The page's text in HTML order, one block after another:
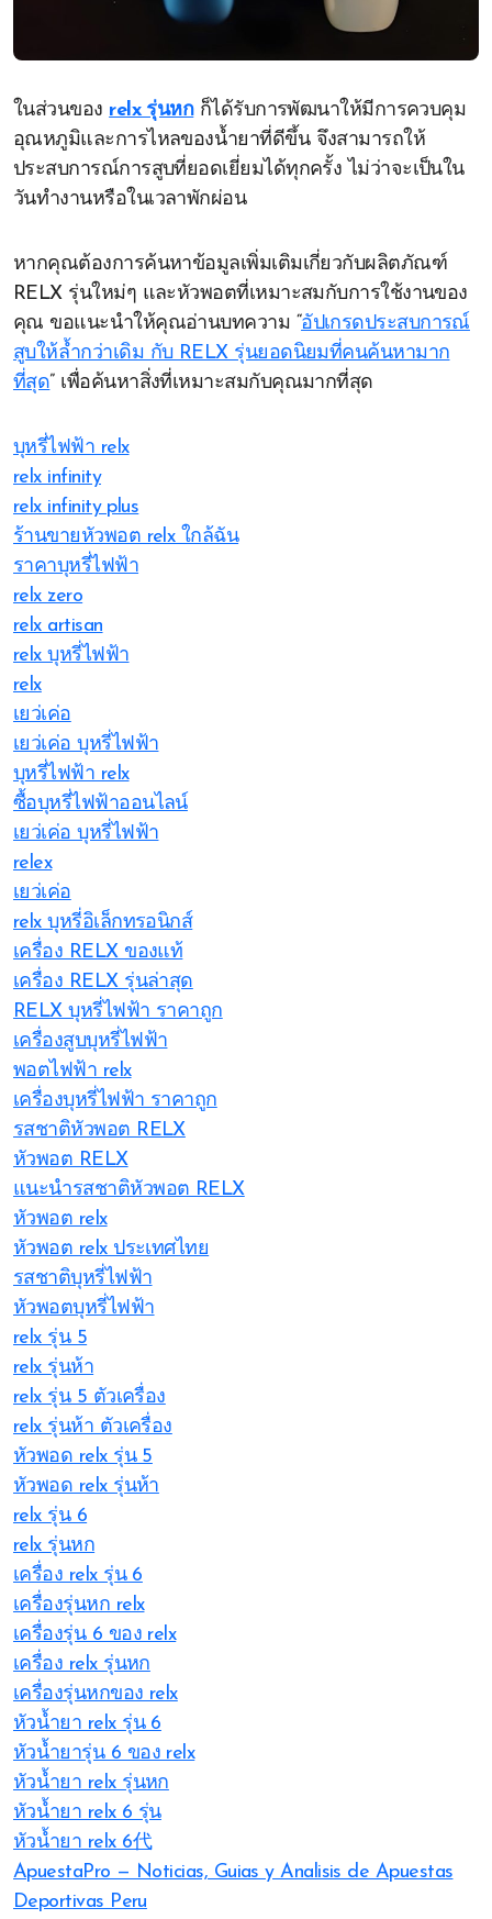
ในส่วนของ relx รุ่นหกก็ได้รับการพัฒนาให้มีการควบคุม
อุณหภูมิและการไหลของน้ำยาที่ดีขึ้น จึงสามารถให้
ประสบการณ์การสูบที่ยอดเยี่ยมได้ทุกครั้ง ไม่ว่าจะเป็นใน
วันทำงานหรือในเวลาพักผ่อน
หากคุณต้องการค้นหาข้อมูลเพิ่มเติมเกี่ยวกับผลิตภัณฑ์
RELX รุ่นใหม่ๆ และหัวพอตที่เหมาะสมกับการใช้งานของ
คุณ ขอแนะนำให้คุณอ่านบทความ “อัปเกรดประสบการณ์
สูบให้ล้ำกว่าเดิม กับ RELX รุ่นยอดนิยมที่คนค้นหามาก
ที่สุด” เพื่อค้นหาสิ่งที่เหมาะสมกับคุณมากที่สุด
บุหรี่ไฟฟ้า relx
relx infinity
relx infinity plus
ร้านขายหัวพอต relx ใกล้ฉัน
ราคาบุหรี่ไฟฟ้า
relx zero
relx artisan
relx บุหรี่ไฟฟ้า
relx
เยว่เค่อ
เยว่เค่อ บุหรี่ไฟฟ้า
บุหรี่ไฟฟ้า relx
ซื้อบุหรี่ไฟฟ้าออนไลน์
เยว่เค่อ บุหรี่ไฟฟ้า
relex
เยว่เค่อ
relx บุหรี่อิเล็กทรอนิกส์
เครื่อง RELX ของแท้
เครื่อง RELX รุ่นล่าสุด
RELX บุหรี่ไฟฟ้า ราคาถูก
เครื่องสูบบุหรี่ไฟฟ้า
พอตไฟฟ้า relx
เครื่องบุหรี่ไฟฟ้า ราคาถูก
รสชาติหัวพอต RELX
หัวพอต RELX
แนะนำรสชาติหัวพอต RELX
หัวพอต relx
หัวพอต relx ประเทศไทย
รสชาติบุหรี่ไฟฟ้า
หัวพอตบุหรี่ไฟฟ้า
relx รุ่น 5
relx รุ่นห้า
relx รุ่น 5 ตัวเครื่อง
relx รุ่นห้า ตัวเครื่อง
หัวพอด relx รุ่น 5
หัวพอด relx รุ่นห้า
relx รุ่น 6
relx รุ่นหก
เครื่อง relx รุ่น 6
เครื่องรุ่นหก relx
เครื่องรุ่น 6 ของ relx
เครื่อง relx รุ่นหก
เครื่องรุ่นหกของ relx
หัวน้ำยา relx รุ่น 6
หัวน้ำยารุ่น 6 ของ relx
หัวน้ำยา relx รุ่นหก
หัวน้ำยา relx 6 รุ่น
หัวน้ำยา relx 6代
ApuestaPro — Noticias, Guias y Analisis de Apuestas
Deportivas Peru